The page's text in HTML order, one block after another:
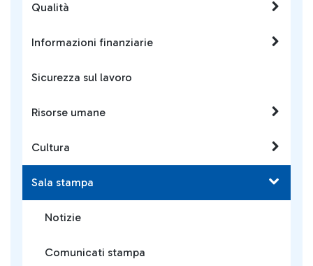
Qualità
Informazioni finanziarie
Sicurezza sul lavoro
Risorse umane
Cultura
Sala stampa
Notizie
Comunicati stampa